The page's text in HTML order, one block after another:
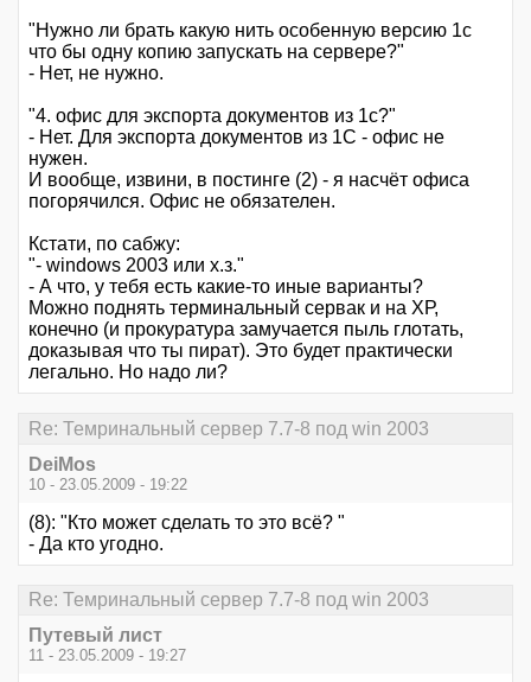
"Нужно ли брать какую нить особенную версию 1с
что бы одну копию запускать на сервере?"
- Нет, не нужно.
"4. офис для экспорта документов из 1с?"
- Нет. Для экспорта документов из 1С - офис не
нужен.
И вообще, извини, в постинге (2) - я насчёт офиса
погорячился. Офис не обязателен.
Кстати, по сабжу:
"- windows 2003 или х.з."
- А что, у тебя есть какие-то иные варианты?
Можно поднять терминальный сервак и на ХР,
конечно (и прокуратура замучается пыль глотать,
доказывая что ты пират). Это будет практически
легально. Но надо ли?
Re: Темринальный сервер 7.7-8 под win 2003
DeiMos
10 - 23.05.2009 - 19:22
(8): "Кто может сделать то это всё? "
- Да кто угодно.
Re: Темринальный сервер 7.7-8 под win 2003
Путевый лист
11 - 23.05.2009 - 19:27